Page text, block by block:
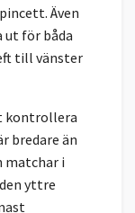
Även
ut för båda
till vänster
kontrollera
bredare än
matchar i
yttre